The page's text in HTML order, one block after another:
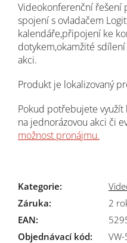
Videokonferenční řešení
spojení s ovladačem
kalendáře,připojení ke
dotykem,okamžité
akci.
Produkt je lokalizovaný
Pokud potřebujete
na jednorázovou akci či
možnost pronájmu.
Kategorie:
Záruka:
2
EAN:
Objednávací kód: